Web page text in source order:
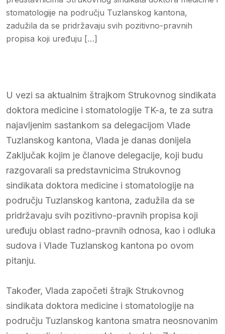
stomatologije na području Tuzlanskog kantona,
zadužila da se pridržavaju svih pozitivno-pravnih
propisa koji uređuju […]
U vezi sa aktualnim štrajkom Strukovnog sindikata
doktora medicine i stomatologije TK-a, te za sutra
najavljenim sastankom sa delegacijom Vlade
Tuzlanskog kantona, Vlada je danas donijela
Zaključak kojim je članove delegacije, koji budu
razgovarali sa predstavnicima Strukovnog
sindikata doktora medicine i stomatologije na
području Tuzlanskog kantona, zadužila da se
pridržavaju svih pozitivno-pravnih propisa koji
uređuju oblast radno-pravnih odnosa, kao i odluka
sudova i Vlade Tuzlanskog kantona po ovom
pitanju.
Također, Vlada započeti štrajk Strukovnog
sindikata doktora medicine i stomatologije na
području Tuzlanskog kantona smatra neosnovanim